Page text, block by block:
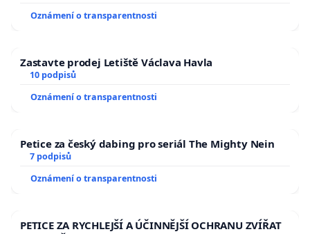
Oznámení o transparentnosti
Zastavte prodej Letiště Václava Havla
10 podpisů
Oznámení o transparentnosti
Petice za český dabing pro seriál The Mighty Nein
7 podpisů
Oznámení o transparentnosti
PETICE ZA RYCHLEJŠÍ A ÚČINNĚJŠÍ OCHRANU ZVÍŘAT